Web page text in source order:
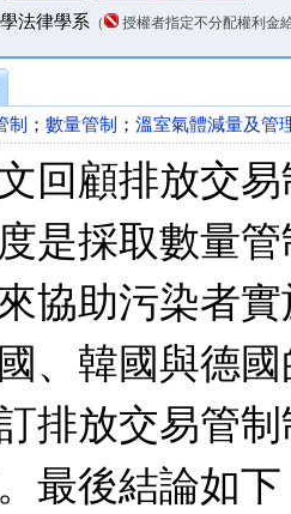
法律學系 （ 授權者指定不分配權利金
制 ； 數量管制 ； 溫室氣體減量及管
回顧排放交
是採取數量
協助污染者
、韓國與德
排放交易管
最後結論如